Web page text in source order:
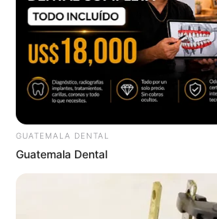
The World Cup 2026 Facts
GUATEMALA DENTAL
Guatemala Dental